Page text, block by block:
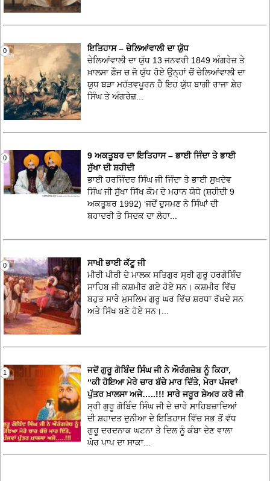
0
ਇਤਿਹਾਸ – ਚੇਲਿਆਂਵਾਲੀ ਦਾ ਯੁੱਧ
ਚੇਲਿਆਂਵਾਲੀ ਦਾ ਯੁੱਧ 13 ਜਨਵਰੀ 1849 ਅੰਗਰੇਜ਼ ਤੇ
ਖ਼ਾਲਸਾ ਫ਼ੌਜ ਚ ਜੋ ਯੁੱਧ ਹੋਏ ਉਨ੍ਹਾਂ ਚੋਂ ਚੇਲਿਆਂਵਾਲੀ ਦਾ
ਯੁਧ ਬੜਾ ਮਹੱਤਵਪੂਰਨ ਹੈ ਇਹ ਯੁੱਧ ਬਾਗੀ ਰਾਜਾ ਸ਼ੇਰ
ਸਿੰਘ ਤੇ ਅੰਗਰੇਜ਼...
0
9 ਅਕਤੂਬਰ ਦਾ ਇਤਿਹਾਸ – ਭਾਈ ਜਿੰਦਾ ਤੇ ਭਾਈ
ਸੁੱਖਾ ਦੀ ਸ਼ਹੀਦੀ
ਭਾਈ ਹਰਜਿੰਦਰ ਸਿੰਘ ਜੀ ਜਿੰਦਾ ਤੇ ਭਾਈ ਸੁਖਦੇਵ
ਸਿੰਘ ਜੀ ਸੁੱਖਾ ਸਿੱਖ ਕੌਮ ਦੇ ਮਹਾਨ ਯੋਧੇ (ਸ਼ਹੀਦੀ 9
ਅਕਤੂਬਰ 1992) ‘ਜਦੋਂ ਦੁਸਮਣ ਨੇ ਸਿੰਘਾਂ ਦੀ
ਬਹਾਦਰੀ ਤੇ ਸਿਦਕ ਦਾ ਲੋਹਾ...
0
ਸਾਖੀ ਭਾਈ ਕੱਟੂ ਜੀ
ਮੀਰੀ ਪੀਰੀ ਦੇ ਮਾਲਕ ਸਤਿਗੁਰ ਸ੍ਰੀ ਗੁਰੂ ਹਰਗੋਬਿੰਦ
ਸਾਹਿਬ ਜੀ ਕਸ਼ਮੀਰ ਗਏ ਹੋਏ ਸਨ। ਕਸ਼ਮੀਰ ਵਿੱਚ
ਬਹੁਤ ਸਾਰੇ ਮੁਸਲਿਮ ਗੁਰੂ ਘਰ ਵਿੱਚ ਸ਼ਰਧਾ ਰੱਖਦੇ ਸਨ
ਅਤੇ ਸਿੱਖ ਬਣੇ ਹੋਏ ਸਨ।...
1
ਜਦੋਂ ਗੁਰੂ ਗੋਬਿੰਦ ਸਿੰਘ ਜੀ ਨੇ ਔਰੰਗਜ਼ੇਬ ਨੂੰ ਕਿਹਾ,
“ਕੀ ਹੋਇਆ ਮੇਰੇ ਚਾਰ ਬੱਚੇ ਮਾਰ ਦਿੱਤੇ, ਮੇਰਾ ਪੰਜਵਾਂ
ਪੁੱਤਰ ਖ਼ਾਲਸਾ ਅਜੇ…..!!! ਸਾਰੇ ਜਰੂਰ ਸ਼ੇਅਰ ਕਰੋ ਜੀ
ਸ੍ਰੀ ਗੁਰੂ ਗੋਬਿੰਦ ਸਿੰਘ ਜੀ ਦੇ ਚਾਰੇ ਸਾਹਿਬਜ਼ਾਦਿਆਂ
ਦੀ ਸ਼ਹਾਦਤ ਦੁਨੀਆ ਦੇ ਇਤਿਹਾਸ ਵਿੱਚ ਸਭ ਤੋਂ ਵੱਧ
ਗੁਰੂ ਦਰਦਨਾਕ ਘਟਨਾ ਤੇ ਦਿਲ ਨੂੰ ਕੰਬਾ ਦੇਣ ਵਾਲਾ
ਘੋਰ ਪਾਪ ਦਾ ਸਾਕਾ...